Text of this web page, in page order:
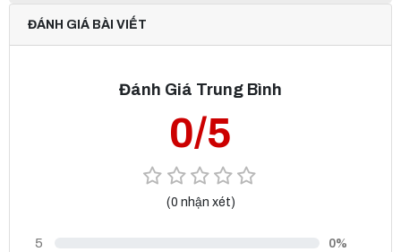
ĐÁNH GIÁ BÀI VIẾT
Đánh Giá Trung Bình
0/5
(0 nhận xét)
5 0%